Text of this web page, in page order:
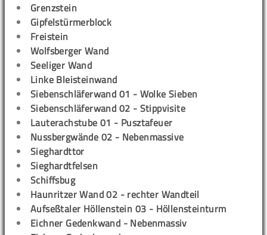
Grenzstein
Gipfelstürmerblock
Freistein
Wolfsberger Wand
Seeliger Wand
Linke Bleisteinwand
Siebenschläferwand 01 - Wolke Sieben
Siebenschläferwand 02 - Stippvisite
Lauterachstube 01 - Pusztafeuer
Nussbergwände 02 - Nebenmassive
Sieghardttor
Sieghardtfelsen
Schiffsbug
Haunritzer Wand 02 - rechter Wandteil
Aufseßtaler Höllenstein 03 - Höllensteinturm
Eichner Gedenkwand - Nebenmassiv